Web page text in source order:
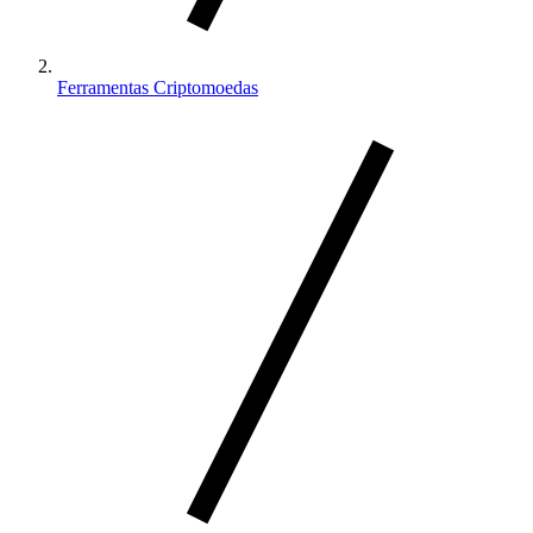
Ferramentas Criptomoedas